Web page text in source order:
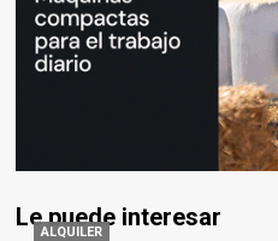
Le puede interesar
ALQUILER